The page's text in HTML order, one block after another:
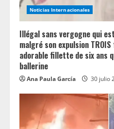
Noticias Internacionales
Illégal sans vergogne qui
malgré son expulsion
adorable fillette de six ans
ballerine
Ana Paula García 30 julio